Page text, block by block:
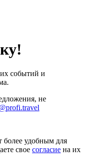
событий и
не
более удобным для
свое согласие на их